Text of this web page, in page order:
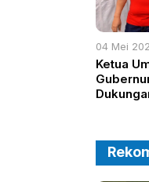
04 Mei
Ketua